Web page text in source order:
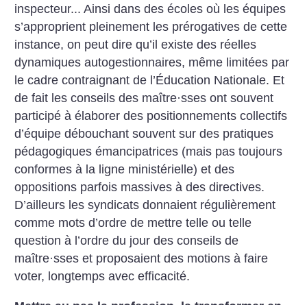
inspecteur...Ainsi dans des écoles où les équipes
s’approprient pleinement les prérogatives de cette
instance, on peut dire qu’il existe des réelles
dynamiques autogestionnaires, même limitées par
le cadre contraignant de l’Éducation Nationale. Et
de fait les conseils des maître·sses ont souvent
participé à élaborer des positionnements collectifs
d’équipe débouchant souvent sur des pratiques
pédagogiques émancipatrices (mais pas toujours
conformes à la ligne ministérielle) et des
oppositions parfois massives à des directives.
D’ailleurs les syndicats donnaient régulièrement
comme mots d’ordre de mettre telle ou telle
question à l’ordre du jour des conseils de
maître·sses et proposaient des motions à faire
voter, longtemps avec efficacité.